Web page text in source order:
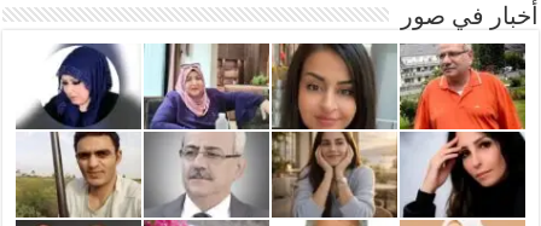
أخبار في صور